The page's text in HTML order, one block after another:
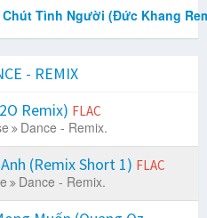
Tình Người (Đức Khang
- REMIX
Remix) FLAC
Dance - Remix.
(Remix Short 1) FLAC
Dance - Remix.